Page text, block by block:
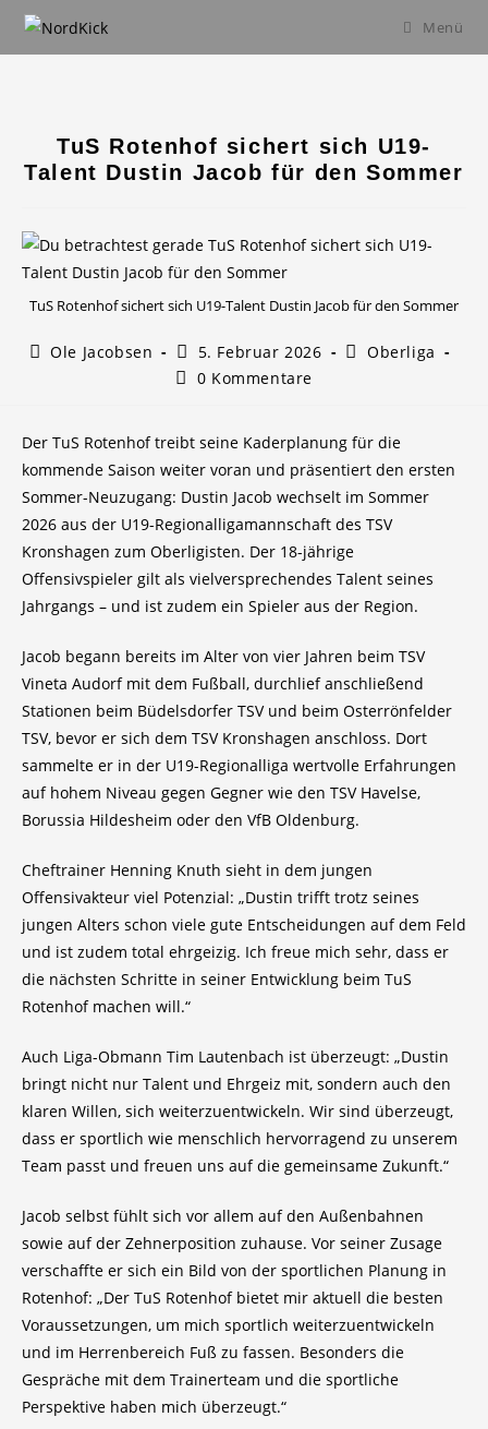
Zum
Menü
TuS Rotenhof sichert sich U19-
Talent Dustin Jacob für den Sommer
TuS Rotenhof sichert sich U19-Talent Dustin Jacob für den Sommer
Beitrags-
Ole Jacobsen
Beitrag
veröffentlicht:
5. Februar 2026
Beitrags-
Oberliga
Beitrags-
0 Kommentare
Der TuS Rotenhof treibt seine Kaderplanung für die
kommende Saison weiter voran und präsentiert den ersten
Sommer-Neuzugang: Dustin Jacob wechselt im Sommer
2026 aus der U19-Regionalligamannschaft des TSV
Kronshagen zum Oberligisten. Der 18-jährige
Offensivspieler gilt als vielversprechendes Talent seines
Jahrgangs – und ist zudem ein Spieler aus der Region.
Jacob begann bereits im Alter von vier Jahren beim TSV
Vineta Audorf mit dem Fußball, durchlief anschließend
Stationen beim Büdelsdorfer TSV und beim Osterrönfelder
TSV, bevor er sich dem TSV Kronshagen anschloss. Dort
sammelte er in der U19-Regionalliga wertvolle Erfahrungen
auf hohem Niveau gegen Gegner wie den TSV Havelse,
Borussia Hildesheim oder den VfB Oldenburg.
Cheftrainer Henning Knuth sieht in dem jungen
Offensivakteur viel Potenzial: „Dustin trifft trotz seines
jungen Alters schon viele gute Entscheidungen auf dem Feld
und ist zudem total ehrgeizig. Ich freue mich sehr, dass er
die nächsten Schritte in seiner Entwicklung beim TuS
Rotenhof machen will.“
Auch Liga-Obmann Tim Lautenbach ist überzeugt: „Dustin
bringt nicht nur Talent und Ehrgeiz mit, sondern auch den
klaren Willen, sich weiterzuentwickeln. Wir sind überzeugt,
dass er sportlich wie menschlich hervorragend zu unserem
Team passt und freuen uns auf die gemeinsame Zukunft.“
Jacob selbst fühlt sich vor allem auf den Außenbahnen
sowie auf der Zehnerposition zuhause. Vor seiner Zusage
verschaffte er sich ein Bild von der sportlichen Planung in
Rotenhof: „Der TuS Rotenhof bietet mir aktuell die besten
Voraussetzungen, um mich sportlich weiterzuentwickeln
und im Herrenbereich Fuß zu fassen. Besonders die
Gespräche mit dem Trainerteam und die sportliche
Perspektive haben mich überzeugt.“